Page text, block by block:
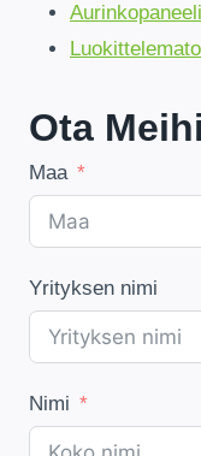
Ota
Maa
Yrityksen nimi
Nimi